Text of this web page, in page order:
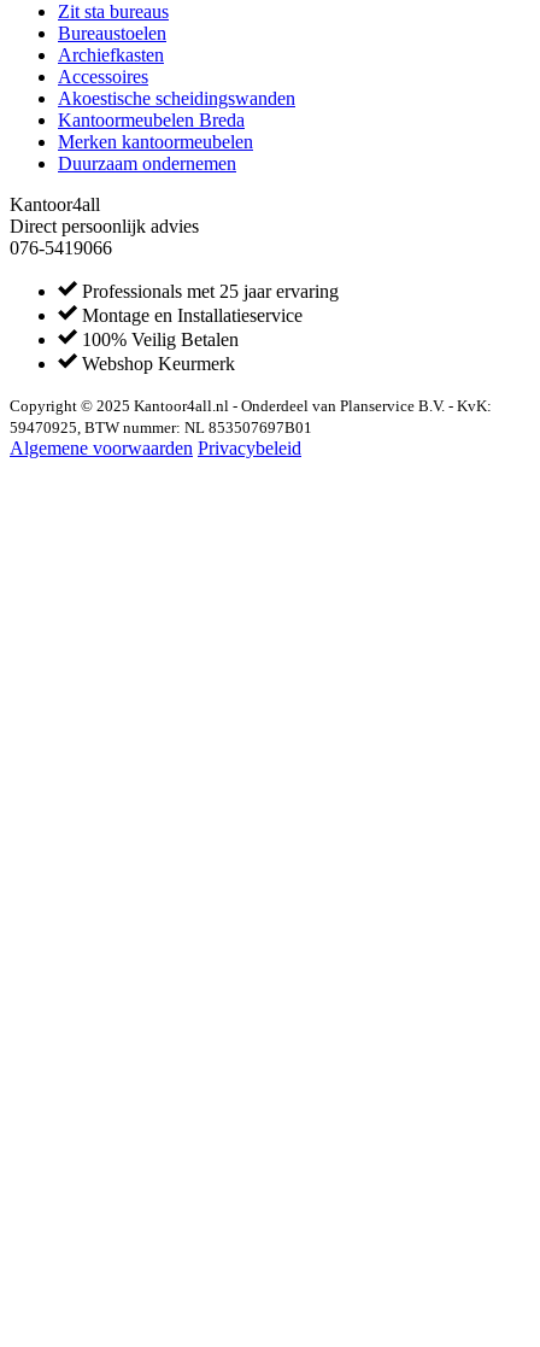
Zit sta bureaus
Bureaustoelen
Archiefkasten
Accessoires
Akoestische scheidingswanden
Kantoormeubelen Breda
Merken kantoormeubelen
Duurzaam ondernemen
Kantoor4all
Direct persoonlijk advies
076-5419066
Professionals met 25 jaar ervaring
Montage en Installatieservice
100% Veilig Betalen
Webshop Keurmerk
Copyright © 2025 Kantoor4all.nl - Onderdeel van Planservice B.V. - KvK:
59470925, BTW nummer: NL 853507697B01
Algemene voorwaarden Privacybeleid